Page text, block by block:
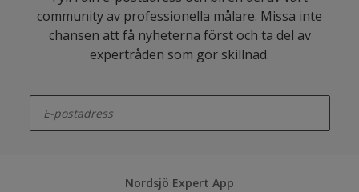
community av professionella målare. Missa inte
chansen att få nyheterna först och ta del av
expertråden som gör skillnad.
Nordsjö Expert App